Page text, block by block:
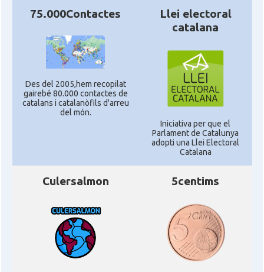
75.000Contactes
Des del 2005,hem recopilat
gairebé 80.000 contactes de
catalans i catalanòfils d'arreu
del món.
Llei electoral
catalana
Iniciativa per que el
Parlament de Catalunya
adopti una Llei Electoral
Catalana
Culersalmon 5centims